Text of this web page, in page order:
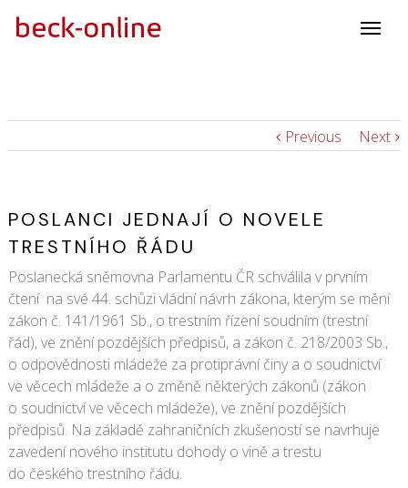
Previous Next
POSLANCI JEDNAJÍ O NOVELE
TRESTNÍHO ŘÁDU
Poslanecká sněmovna Parlamentu ČR schválila v prvním
čtení na své 44. schůzi vládní návrh zákona, kterým se mění
zákon č. 141/1961 Sb., o trestním řízení soudním (trestní
řád), ve znění pozdějších předpisů, a zákon č. 218/2003 Sb.,
o odpovědnosti mládeže za protiprávní činy a o soudnictví
ve věcech mládeže a o změně některých zákonů (zákon
o soudnictví ve věcech mládeže), ve znění pozdějších
předpisů. Na základě zahraničních zkušeností se navrhuje
zavedení nového institutu dohody o vině a trestu
do českého trestního řádu.